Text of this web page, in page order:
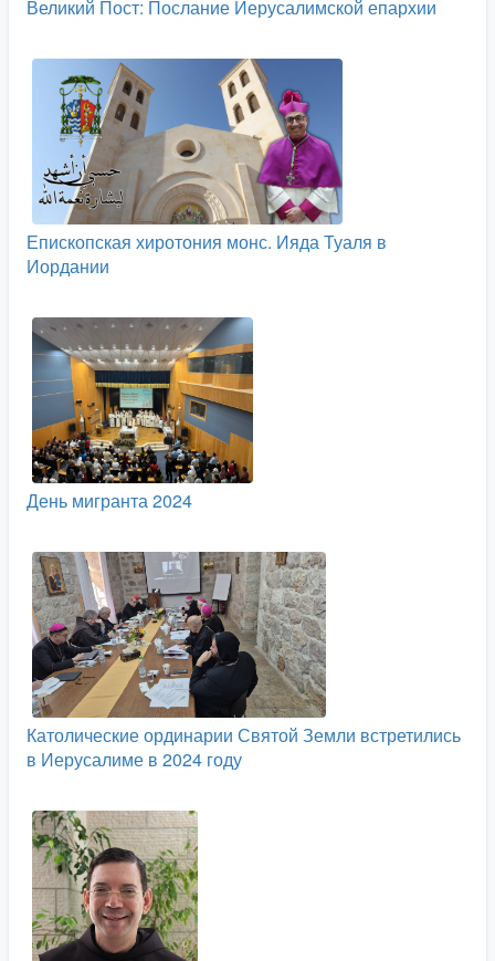
Великий Пост: Послание Иерусалимской епархии
Епископская хиротония монс. Ияда Туаля в
Иордании
День мигранта 2024
Католические ординарии Святой Земли встретились
в Иерусалиме в 2024 году